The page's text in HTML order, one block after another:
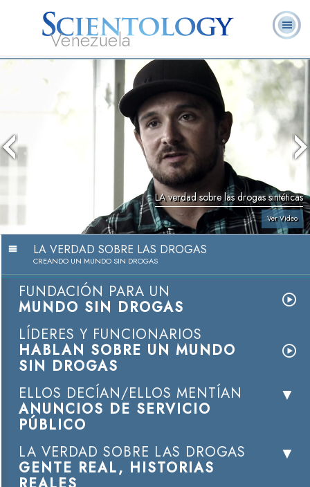
Venezuela
L. Ronald
Ministros
Preguntas
Frecuentes
Libros
LA verdad sobre las drogas sintéticas
Ver Video
LA VERDAD SOBRE LAS DROGAS
CREANDO UN MUNDO SIN DROGAS
FUNDACIÓN PARA UN
MUNDO SIN DROGAS
LÍDERES Y FUNCIONARIOS
HABLAN SOBRE UN MUNDO
SIN DROGAS
ELLOS DECÍAN/ELLOS MENTÍAN
ANUNCIOS DE SERVICIO
PÚBLICO
LA VERDAD SOBRE LAS DROGAS
GENTE REAL, HISTORIAS